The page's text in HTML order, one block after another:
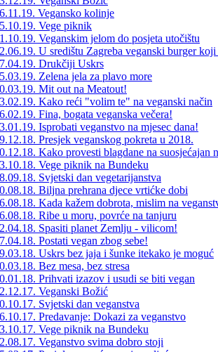
Vegansko kolinje
Vege piknik
Veganskim jelom do posjeta utočištu
U središtu Zagreba veganski burger
Drukčiji Uskrs
Zelena jela za plavo more
Mit out na Meatout!
Kako reći "volim te" na veganski način
Fina, bogata veganska večera!
Isprobati veganstvo na mjesec dana!
Presjek veganskog pokreta u 2018.
Kako provesti blagdane na suosjećajan
Vege piknik na Bundeku
Svjetski dan vegetarijanstva
Biljna prehrana djece vrtićke dobi
Kada kažem dobrota, mislim na
Ribe u moru, povrće na tanjuru
Spasiti planet Zemlju - vilicom!
Postati vegan zbog sebe!
Uskrs bez jaja i šunke itekako je moguć
Bez mesa, bez stresa
Prihvati izazov i usudi se biti vegan
Veganski Božić
Svjetski dan veganstva
Predavanje: Dokazi za veganstvo
Vege piknik na Bundeku
Veganstvo svima dobro stoji